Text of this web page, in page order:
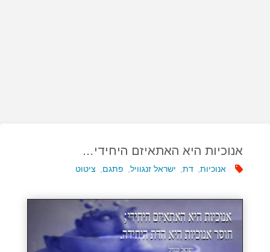
אנוכיות היא האתאיזם היחידי…
אנוכיות דת ישראל זנגוויל פתגם ציטוט